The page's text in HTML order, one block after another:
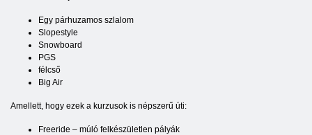
Egy párhuzamos szlalom
Slopestyle
Snowboard
PGS
félcső
Big Air
Amellett, hogy ezek a kurzusok is népszerű úti:
Freeride – múló felkészületlen pályák